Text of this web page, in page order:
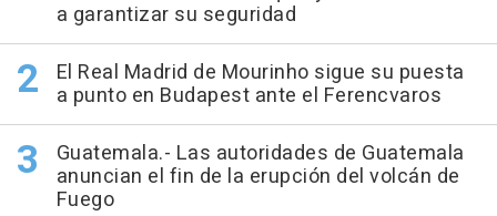
a garantizar su seguridad
El Real Madrid de Mourinho sigue su puesta
a punto en Budapest ante el Ferencvaros
Guatemala.- Las autoridades de Guatemala
anuncian el fin de la erupción del volcán de
Fuego